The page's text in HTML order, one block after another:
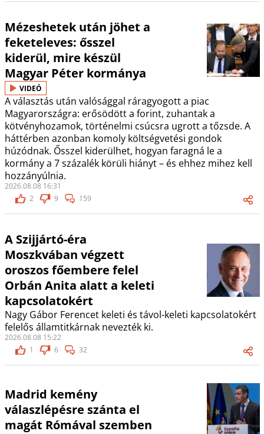
Mézeshetek után jöhet a
feketeleves: ősszel
kiderül, mire készül
Magyar Péter kormánya
VIDEÓ
A választás után valósággal ráragyogott a piac
Magyarországra: erősödött a forint, zuhantak a
kötvényhozamok, történelmi csúcsra ugrott a tőzsde. A
háttérben azonban komoly költségvetési gondok
húzódnak. Ősszel kiderülhet, hogyan faragná le a
kormány a 7 százalék körüli hiányt – és ehhez mihez kell
hozzányúlnia.
2026.08.08 16:31
2
9 159
A Szijjártó-éra
Moszkvában végzett
oroszos főembere felel
Orbán Anita alatt a keleti
kapcsolatokért
Nagy Gábor Ferencet keleti és távol-keleti kapcsolatokért
felelős államtitkárnak nevezték ki.
2026.08.08 15:22
1
6 32
Madrid kemény
válaszlépésre szánta el
magát Rómával szemben